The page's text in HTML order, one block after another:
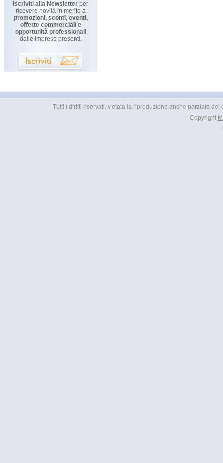
Iscriviti alla Newsletter per
ricevere novità in merito a
promozioni, sconti, eventi,
offerte commerciali e
opportunità professionali
dalle Imprese presenti.
Tutti i diritti riservati, vietata la riproduzione anche parziale
Copyright